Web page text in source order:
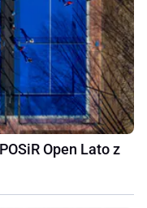
Open Lato z